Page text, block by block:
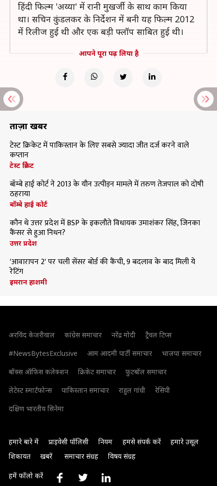
हिंदी फिल्म 'अय्या' में रानी मुखर्जी के साथ काम किया
था। सचिन कुंडलकर के निर्देशन में बनी यह फिल्म 2012
में रिलीज हुई थी और एक बड़ी फ्लॉप साबित हुई थी।
आपने पूरा पढ़ लिया है
ताज़ा खबरें
टेस्ट क्रिकेट में पाकिस्तान के लिए सबसे ज्यादा जीत दर्ज करने वाले
कप्तान
टेस्ट क्रिकेट
बॉम्बे हाई कोर्ट ने 2013 के यौन उत्पीड़न मामले में तरुण तेजपाल को दोषी
ठहराया
बॉम्बे हाई कोर्ट
कौन थे उत्तर प्रदेश में BSP के इकलौते विधायक उमाशंकर सिंह, जिनका
कैंसर से हुआ निधन?
उत्तर प्रदेश
'आवारापन 2' पर चली सेंसर बोर्ड की कैंची, 9 बदलाव के बाद मिली ये
रेटिंग
इमरान हाशमी
अरविंद केजरीवाल कांग्रेस समाचार नरेंद्र मोदी
ट्रैवल टिप्स
#NewsBytesExclusive
आम आदमी पार्टी समाचार
भाजपा समाचार
बॉक्स ऑफिस कलेक्शन
क्रिकेट समाचार
फुटबॉल समाचार
लेटेस्ट स्मार्टफोन्स
पाकिस्तान समाचार राहुल गांधी
रेसिपी
दक्षिण भारतीय सिनेमा
हमारे बारे में प्राइवेसी पॉलिसी नियम हमसे संपर्क करें
हमारे उसूल
शिकायत
खबरें समाचार संग्रह विषय संग्रह
हमें फॉलो करें